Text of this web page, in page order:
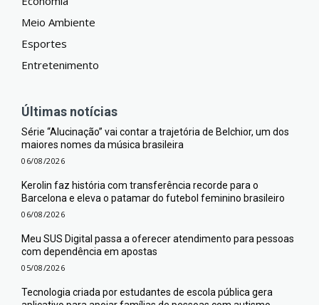
Meio Ambiente
Esportes
Entretenimento
Últimas notícias
Série “Alucinação” vai contar a trajetória de Belchior, um dos
maiores nomes da música brasileira
06/08/2026
Kerolin faz história com transferência recorde para o
Barcelona e eleva o patamar do futebol feminino brasileiro
06/08/2026
Meu SUS Digital passa a oferecer atendimento para pessoas
com dependência em apostas
05/08/2026
Tecnologia criada por estudantes de escola pública gera